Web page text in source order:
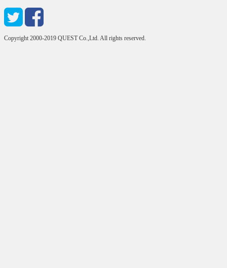
Copyright 2000-2019 QUEST Co.,Ltd. All rights reserved.